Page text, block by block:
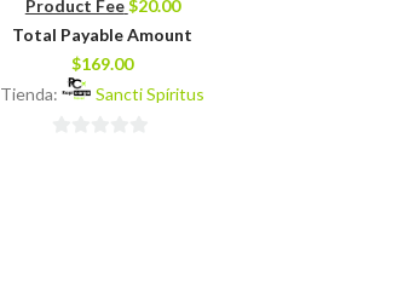
Product Fee$20.00
Total Payable Amount
$169.00
Tienda:
Sancti Spíritus